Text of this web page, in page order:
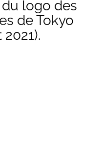
logo des
de Tokyo